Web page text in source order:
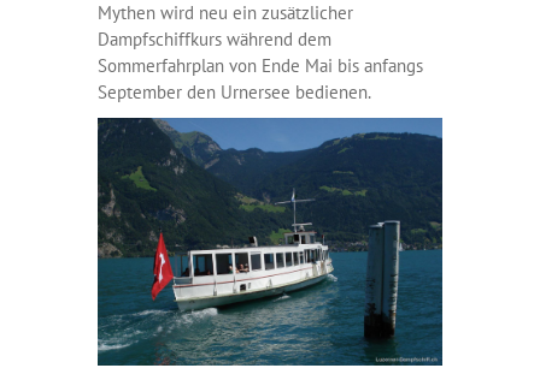
Mythen wird neu ein zusätzlicher
Dampfschiffkurs während dem
Sommerfahrplan von Ende Mai bis anfangs
September den Urnersee bedienen.